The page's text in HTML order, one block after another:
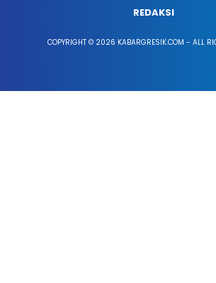
REDAKSI
COPYRIGHT © 2026 KABARGRESIK.COM - ALL